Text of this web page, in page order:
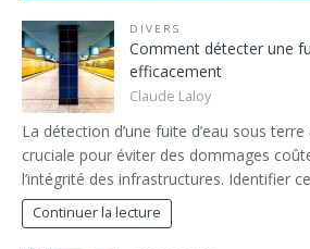
DIVERS
Comment détecter une
efficacement
Claude Laloy
La détection d’une fuite d’eau sous
cruciale pour éviter des dommages
l’intégrité des infrastructures. Identifier
Continuer la lecture